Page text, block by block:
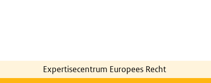
Expertisecentrum Europees Recht